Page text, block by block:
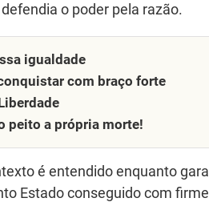
o poder pela razão.
igualdade
com braço forte
peito a própria morte!
é entendido enquanto
Estado conseguido com